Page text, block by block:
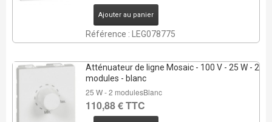
Ajouter au panier
Référence : LEG078775
Atténuateur de ligne Mosaic - 100 V - 25 W - 2
modules - blanc
25 W - 2 modulesBlanc
110,88 € TTC